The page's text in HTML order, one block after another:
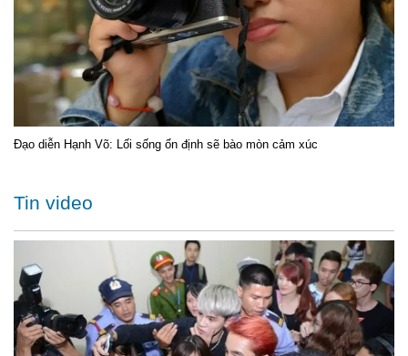
Đạo diễn Hạnh Võ: Lối sống ổn định sẽ bào mòn cảm xúc
Tin video